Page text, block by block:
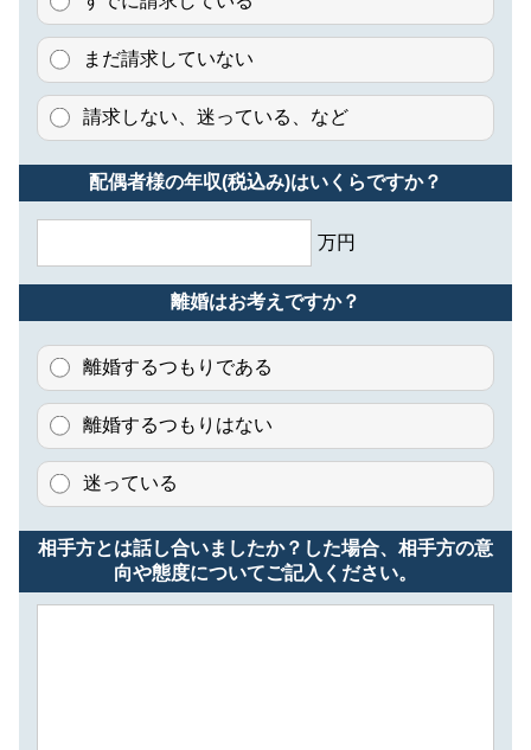
まだ請求していない
請求しない、迷っている、など
配偶者様の年収(税込み)はいくらですか？
万円
離婚はお考えですか？
離婚するつもりである
離婚するつもりはない
迷っている
相手方とは話し合いましたか？した場合、相手方の意
向や態度についてご記入ください。